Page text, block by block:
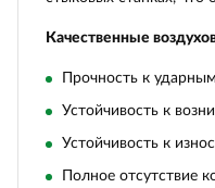
Качественные
Прочность к
Устойчивость к
Устойчивость к
Полное отсутствие